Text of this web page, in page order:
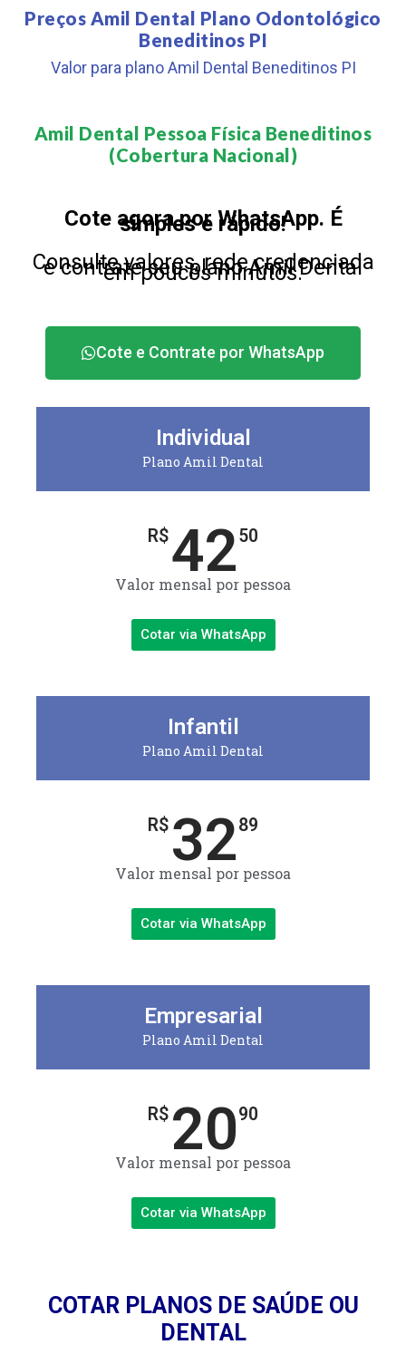
Preços Amil Dental Plano Odontológico
Beneditinos PI
Valor para plano Amil Dental Beneditinos PI
Amil Dental Pessoa Física Beneditinos
(Cobertura Nacional)​
Cote agora por WhatsApp. É
simples e rápido!
Consulte valores, rede credenciada
e contrate seu plano Amil Dental
em poucos minutos.
Cote e Contrate por WhatsApp
Individual
Plano Amil Dental
R$4250
Valor mensal por pessoa
Cotar via WhatsApp
Infantil
Plano Amil Dental
R$ 3289
Valor mensal por pessoa
Cotar via WhatsApp
Empresarial
Plano Amil Dental
R$ 2090
Valor mensal por pessoa
Cotar via WhatsApp
COTAR PLANOS DE SAÚDE OU
DENTAL